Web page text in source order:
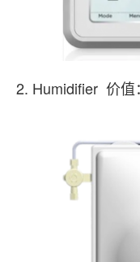
2. Humidifier 价值